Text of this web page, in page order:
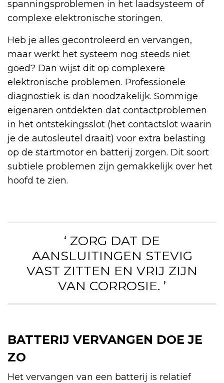
spanningsproblemen in het laadsysteem of
complexe elektronische storingen.
Heb je alles gecontroleerd en vervangen,
maar werkt het systeem nog steeds niet
goed? Dan wijst dit op complexere
elektronische problemen. Professionele
diagnostiek is dan noodzakelijk. Sommige
eigenaren ontdekten dat contactproblemen
in het ontstekingsslot (het contactslot waarin
je de autosleutel draait) voor extra belasting
op de startmotor en batterij zorgen. Dit soort
subtiele problemen zijn gemakkelijk over het
hoofd te zien.
‘ ZORG DAT DE
AANSLUITINGEN STEVIG
VAST ZITTEN EN VRIJ ZIJN
VAN CORROSIE. ’
BATTERIJ VERVANGEN DOE JE
ZO
Het vervangen van een batterij is relatief